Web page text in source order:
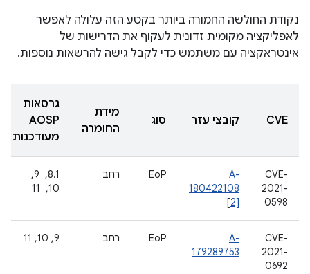
נקודת החולשה החמורה ביותר בקטע הזה עלולה לאפשר
לאפליקציה מקומית זדונית לעקוף את הדרישות של
אינטראקציה עם משתמש כדי לקבל גישה להרשאות נוספות.
CVE קובצי עזר סוג
מידת
החומרה
גרסאות
AOSP
מעודכנות
CVE-
2021-
0598
A-
180422108
[2]
EoP רחב
8.1, ‏ 9, ‏
10, ‏ 11
CVE-
2021-
0692
A-
179289753
EoP רחב 9, 10, 11